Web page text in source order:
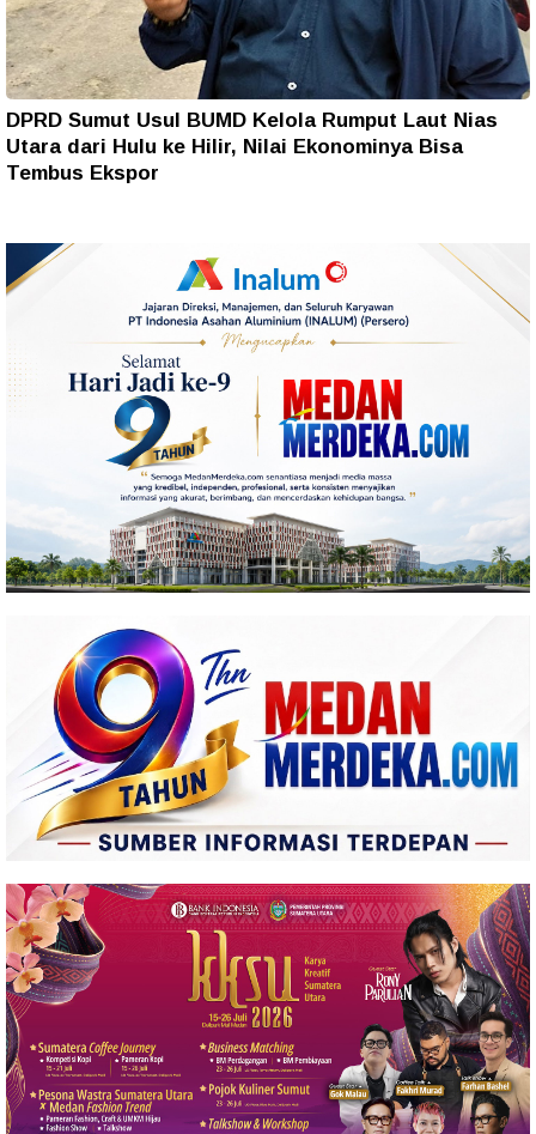
DPRD Sumut Usul BUMD Kelola Rumput Laut Nias
Utara dari Hulu ke Hilir, Nilai Ekonominya Bisa
Tembus Ekspor